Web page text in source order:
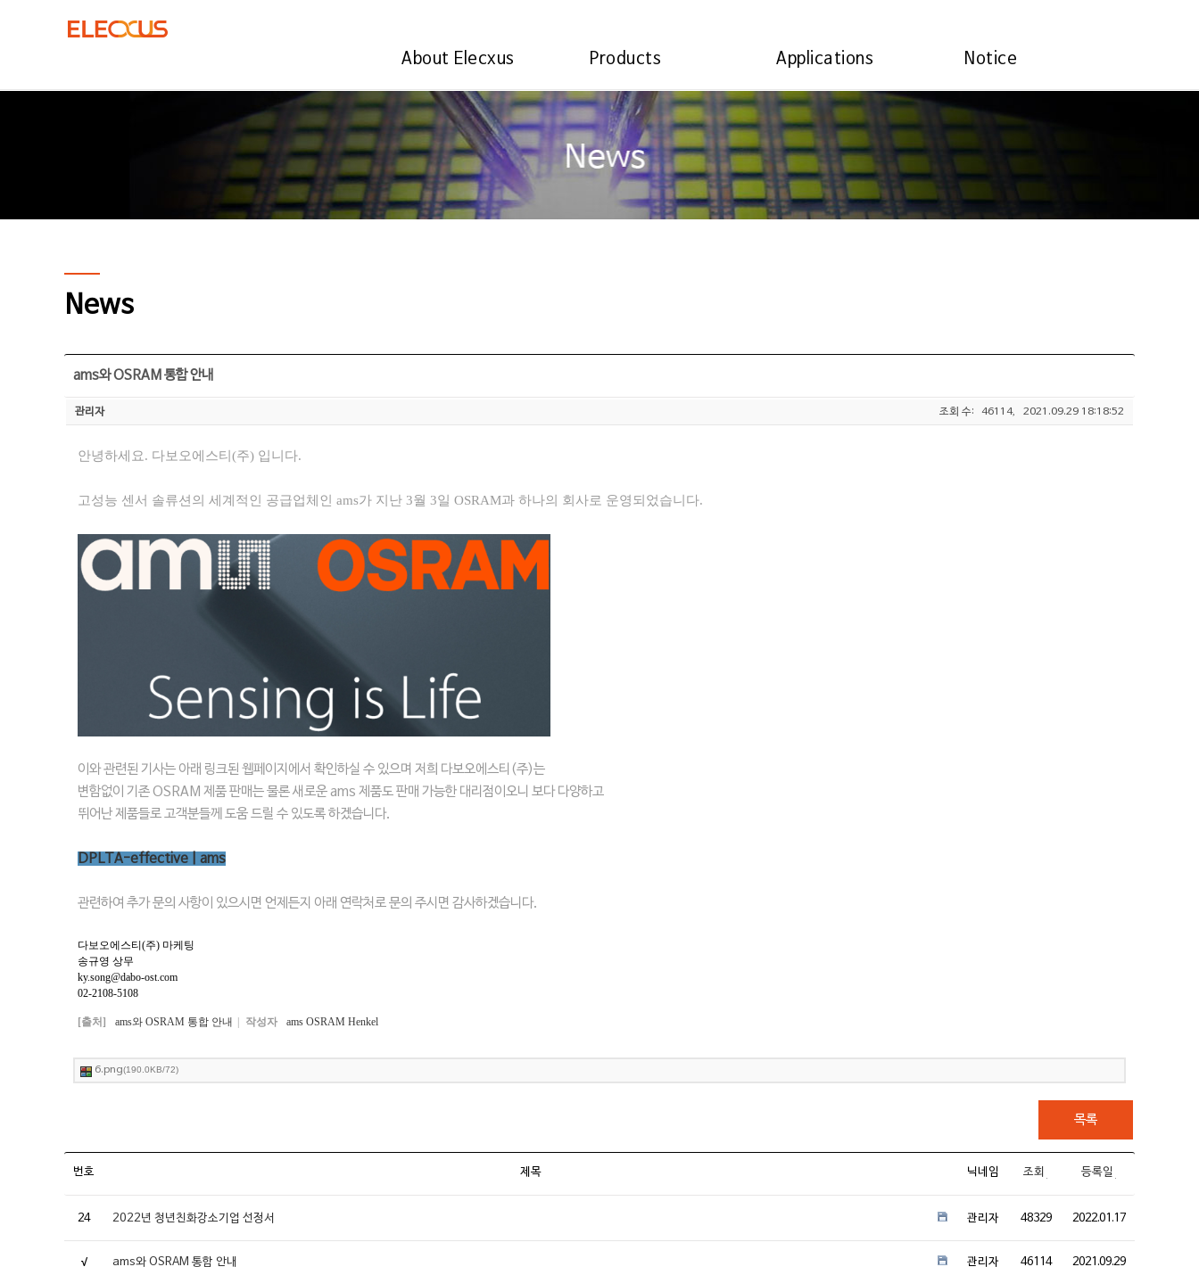
About Elecxus Products Applications Notice
News
ams와 OSRAM 통합 안내
관리자 조회 수: 46114, 2021.09.29 18:18:52
안녕하세요. 다보오에스티(주) 입니다.
고성능 센서 솔류션의 세계적인 공급업체인 ams가 지난 3월 3일 OSRAM과 하나의 회사로 운영되었습니다.
이와 관련된 기사는 아래 링크된 웹페이지에서 확인하실 수 있으며 저희 다보오에스티(주)는
변함없이 기존 OSRAM 제품 판매는 물론 새로운 ams 제품도 판매 가능한 대리점이오니 보다 다양하고
뛰어난 제품들로 고객분들께 도움 드릴 수 있도록 하겠습니다.
DPLTA-effective | ams
관련하여 추가 문의 사항이 있으시면 언제든지 아래 연락처로 문의 주시면 감사하겠습니다.
다보오에스티(주) 마케팅
송규영 상무
ky.song@dabo-ost.com
02-2108-5108
[출처] ams와 OSRAM 통합 안내 작성자 ams OSRAM Henkel
6.png(190.0KB/72)
목록
번호 제목 닉네임 조회 등록일
24 2022년 청년친화강소기업 선정서 관리자 48329 2022.01.17
√ ams와 OSRAM 통합 안내 관리자 46114 2021.09.29